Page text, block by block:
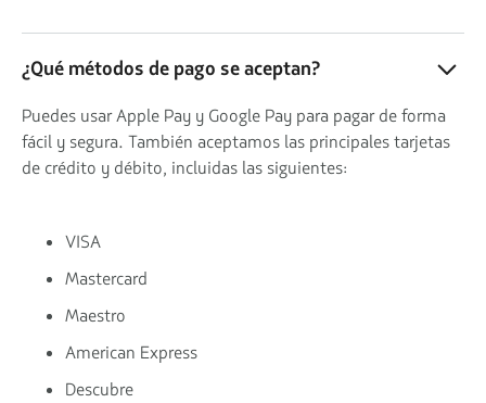
¿Qué métodos de pago se aceptan?
Puedes usar Apple Pay y Google Pay para pagar de forma
fácil y segura. También aceptamos las principales tarjetas
de crédito y débito, incluidas las siguientes:
VISA
Mastercard
Maestro
American Express
Descubre